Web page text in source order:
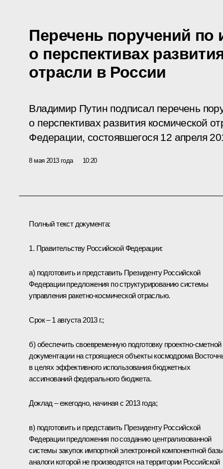
Перечень поручений по
о перспективах
отрасли в России
Владимир Путин подписал перечень
о перспективах развития космической
Федерации, состоявшегося 12 апреля
8 мая 2013 года 10:20
Полный текст документа:
1. Правительству Российской Федерации:
а) подготовить и представить Президенту Российской
Федерации предложения по структурированию системы
управления ракетно-космической отраслью.
Срок – 1 августа 2013 г.;
б) обеспечить своевременную подготовку проектно-сметной
документации на строящиеся объекты космодрома
в целях эффективного использования бюджетных
ассигнований федерального бюджета.
Доклад – ежегодно, начиная с 2013 года;
в) подготовить и представить Президенту Российской
Федерации предложения по созданию централизованной
системы закупок импортной электронной компонентной
аналоги которой не производятся на территории Российской